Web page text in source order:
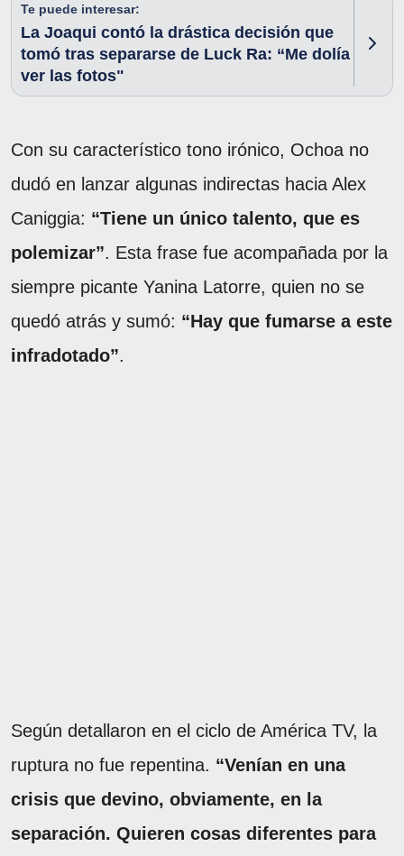
Te puede interesar:
La Joaqui contó la drástica decisión que
tomó tras separarse de Luck Ra: “Me dolía
ver las fotos"
Con su característico tono irónico, Ochoa no
dudó en lanzar algunas indirectas hacia Alex
Caniggia: “Tiene un único talento, que es
polemizar”. Esta frase fue acompañada por la
siempre picante Yanina Latorre, quien no se
quedó atrás y sumó: “Hay que fumarse a este
infradotado”.
Según detallaron en el ciclo de América TV, la
ruptura no fue repentina. “Venían en una
crisis que devino, obviamente, en la
separación. Quieren cosas diferentes para